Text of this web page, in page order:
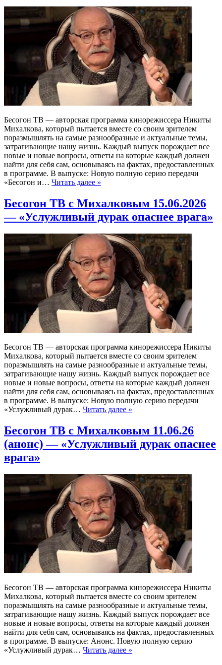
Бесогон ТВ — авторская программа кинорежиссера Никиты
Михалкова, который пытается вместе со своим зрителем
поразмышлять на самые разнообразные и актуальные темы,
затрагивающие нашу жизнь. Каждый выпуск порождает все
новые и новые вопросы, ответы на которые каждый должен
найти для себя сам, основываясь на фактах, предоставленных
в программе. В выпуске: Новую полную серию передачи
«Бесогон и… Читать далее »
Бесогон ТВ с Михалковым 15.06.2026
— «Услужливый дурак опаснее врага»
Бесогон ТВ — авторская программа кинорежиссера Никиты
Михалкова, который пытается вместе со своим зрителем
поразмышлять на самые разнообразные и актуальные темы,
затрагивающие нашу жизнь. Каждый выпуск порождает все
новые и новые вопросы, ответы на которые каждый должен
найти для себя сам, основываясь на фактах, предоставленных
в программе. В выпуске: Новую полную серию передачи
«Услужливый дурак… Читать далее »
Бесогон ТВ с Михалковым 11.06.26
(анонс) — «Услужливый дурак опаснее
врага»
Бесогон ТВ — авторская программа кинорежиссера Никиты
Михалкова, который пытается вместе со своим зрителем
поразмышлять на самые разнообразные и актуальные темы,
затрагивающие нашу жизнь. Каждый выпуск порождает все
новые и новые вопросы, ответы на которые каждый должен
найти для себя сам, основываясь на фактах, предоставленных
в программе. В выпуске: Анонс. Новую полную серию
«Услужливый дурак… Читать далее »